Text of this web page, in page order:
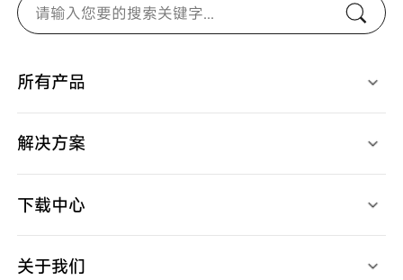
所有产品
检测、识别用传感器
限位开关
开关/传感器配件
记录仪
马达/执行器/控制阀
解决方案
视频中心
下载中心
产品规格书
产品软件
产品CAD
关于我们